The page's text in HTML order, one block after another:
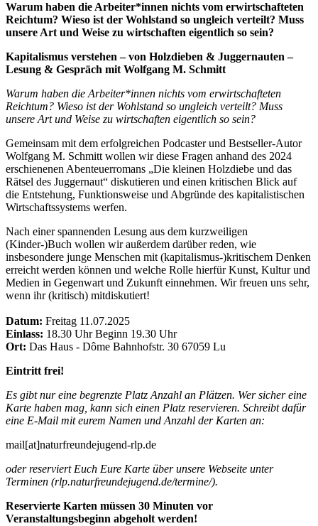
Warum haben die Arbeiter*innen nichts vom erwirtschafteten
Reichtum? Wieso ist der Wohlstand so ungleich verteilt? Muss
unsere Art und Weise zu wirtschaften eigentlich so sein?
Kapitalismus verstehen – von Holzdieben & Juggernauten –
Lesung & Gespräch mit Wolfgang M. Schmitt
Warum haben die Arbeiter*innen nichts vom erwirtschafteten
Reichtum? Wieso ist der Wohlstand so ungleich verteilt? Muss
unsere Art und Weise zu wirtschaften eigentlich so sein?
Gemeinsam mit dem erfolgreichen Podcaster und Bestseller-Autor
Wolfgang M. Schmitt wollen wir diese Fragen anhand des 2024
erschienenen Abenteuerromans „Die kleinen Holzdiebe und das
Rätsel des Juggernaut“ diskutieren und einen kritischen Blick auf
die Entstehung, Funktionsweise und Abgründe des kapitalistischen
Wirtschaftssystems werfen.
Nach einer spannenden Lesung aus dem kurzweiligen
(Kinder-)Buch wollen wir außerdem darüber reden, wie
insbesondere junge Menschen mit (kapitalismus-)kritischem Denken
erreicht werden können und welche Rolle hierfür Kunst, Kultur und
Medien in Gegenwart und Zukunft einnehmen. Wir freuen uns sehr,
wenn ihr (kritisch) mitdiskutiert!
Datum: Freitag 11.07.2025
Einlass: 18.30 Uhr Beginn 19.30 Uhr
Ort: Das Haus - Dôme Bahnhofstr. 30 67059 Lu
Eintritt frei!
Es gibt nur eine begrenzte Platz Anzahl an Plätzen. Wer sicher eine
Karte haben mag, kann sich einen Platz reservieren. Schreibt dafür
eine E-Mail mit eurem Namen und Anzahl der Karten an:
mail[at]naturfreundejugend-rlp.de
oder reserviert Euch Eure Karte über unsere Webseite unter
Terminen (rlp.naturfreundejugend.de/termine/).
Reservierte Karten müssen 30 Minuten vor
Veranstaltungsbeginn abgeholt werden!